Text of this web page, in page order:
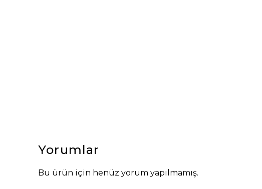
Yorumlar
Bu ürün için henüz yorum yapılmamış.